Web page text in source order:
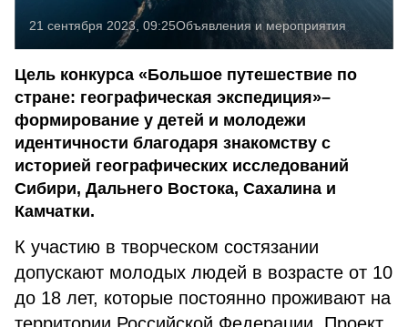
21 сентября 2023, 09:25Объявления и мероприятия
Цель конкурса «Большое путешествие по
стране: географическая экспедиция»–
формирование у детей и молодежи
идентичности благодаря знакомству с
историей географических исследований
Сибири, Дальнего Востока, Сахалина и
Камчатки.
К участию в творческом состязании
допускают молодых людей в возрасте от 10
до 18 лет, которые постоянно проживают на